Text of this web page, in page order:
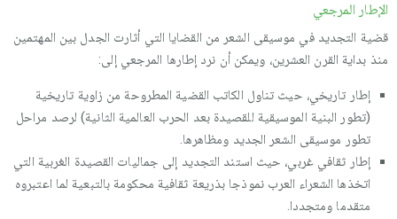
الإطار المرجعي
قضية التجديد في موسيقى الشعر من القضايا التي أثارت الجدل بين المهتمين
منذ بداية القرن العشرين، ويمكن أن نرد إطارها المرجعي إلى:
إطار تاريخي، حيث تناول الكاتب القضية المطروحة من زاوية تاريخية
(تطور البنية الموسيقية للقصيدة بعد الحرب العالمية الثانية) لرصد مراحل
تطور موسيقى الشعر الجديد ومظاهرها.
إطار ثقافي غربي، حيث استند التجديد إلى جماليات القصيدة الغربية التي
اتخذها الشعراء العرب نموذجا بذريعة ثقافية محكومة بالتبعية لما اعتبروه
متقدما ومتجددا.